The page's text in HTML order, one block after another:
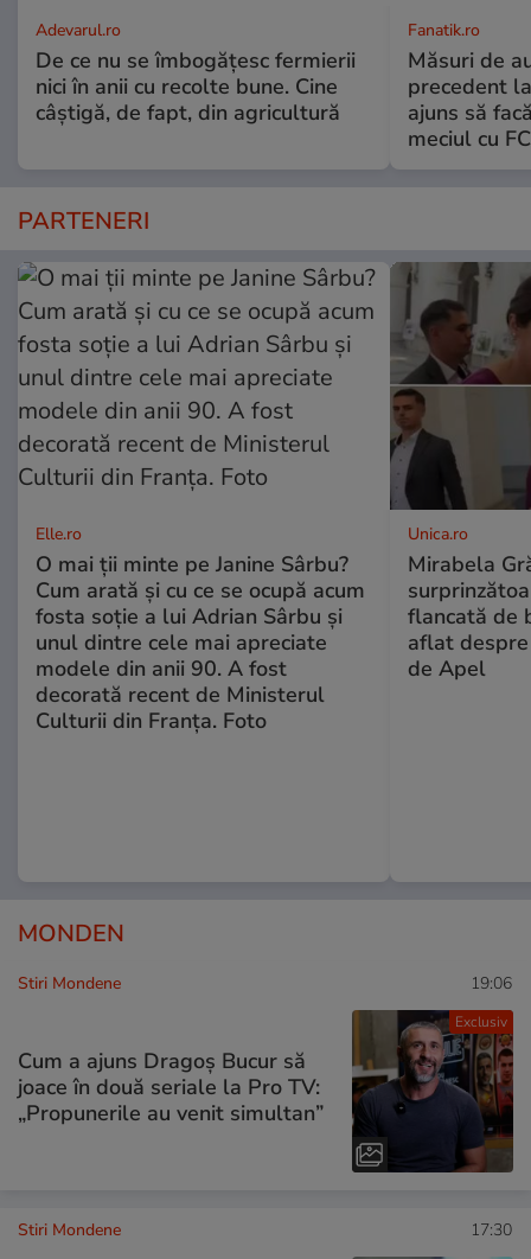
Adevarul.ro
De ce nu se îmbogățesc fermierii
nici în anii cu recolte bune. Cine
câștigă, de fapt, din agricultură
Fanatik.ro
Măsuri de
precedent
ajuns să
meciul cu
PARTENERI
Elle.ro
O mai ții minte pe Janine Sârbu?
Cum arată și cu ce se ocupă acum
fosta soție a lui Adrian Sârbu și
unul dintre cele mai apreciate
modele din anii 90. A fost
decorată recent de Ministerul
Culturii din Franța. Foto
Unica.ro
Mirabela
flancată de
aflat
de Apel
MONDEN
Exclusiv
Stiri Mondene 19:06
Cum a ajuns Dragoș Bucur să
joace în două seriale la Pro TV:
„Propunerile au venit simultan”
Stiri Mondene 17:30